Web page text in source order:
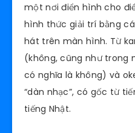
một nơi điển hình cho
hình thức giải trí bằng
hát trên màn hình. Từ
(không, cũng như trong
có nghĩa là không) và
“dàn nhạc”, có gốc từ
tiếng Nhật.